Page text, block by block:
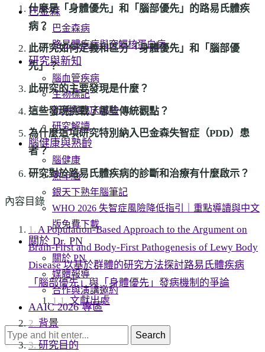
巴金森
巴金森病
路易體疾病與突觸核蛋白病
研究與新知
腦血管疾病
生物標記
新藥與臨床試驗
研究解讀
腦健康與熟齡
腦健康
熟年腦
銀天下熟年腦筆記
WHO 2026 失智症風險降低指引｜重點導讀與中文
版免費下載
關於 Dr. PN
關於 PN
媒體報導
合作與演講邀約
AAIC 2026 專區
Search
什麼是「身體優先」和「腦部優先」的路易氏體疾
病？
此研究如何定義和區分「身體優先」和「腦部優
先」？
此研究的主要發現是什麼？
這些發現挑戰了哪些傳統觀點？
為什麼這項研究特別納入巴金森失智症（PDD）患
者？
研究對於路易氏體疾病的診斷和治療有什麼啟示？
內容目錄
A Population-Based Approach to the Argument on
Brain-First and Body-First Pathogenesis of Lewy Body
Disease 以基於群體的研究方法探討路易氏體疾病
「腦部優先」與「身體優先」發病機制的爭論
文獻出處
背景
研究目的